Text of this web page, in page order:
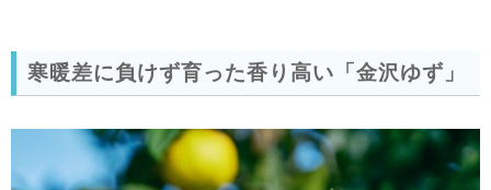
寒暖差に負けず育った香り高い「金沢ゆず」